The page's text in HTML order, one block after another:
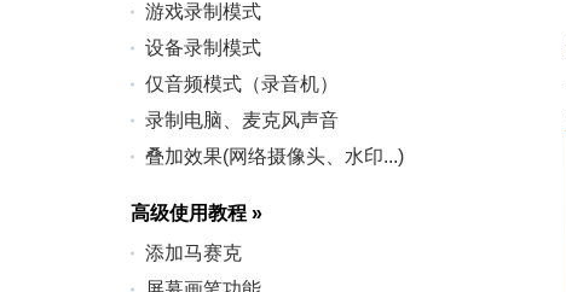
游戏录制模式
设备录制模式
仅音频模式（录音机）
录制电脑、麦克风声音
叠加效果(网络摄像头、水印...)
高级使用教程 »
添加马赛克